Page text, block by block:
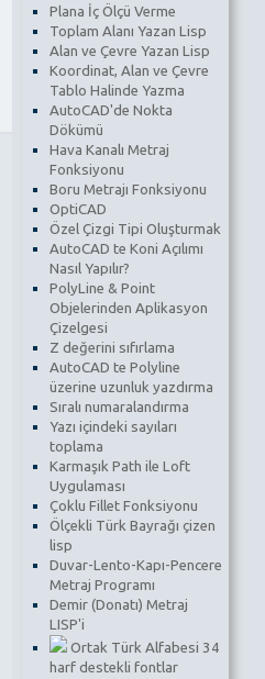
Plana İç Ölçü Verme
Toplam Alanı Yazan Lisp
Alan ve Çevre Yazan Lisp
Koordinat, Alan ve Çevre
Tablo Halinde Yazma
AutoCAD'de Nokta
Dökümü
Hava Kanalı Metraj
Fonksiyonu
Boru Metrajı Fonksiyonu
OptiCAD
Özel Çizgi Tipi Oluşturmak
AutoCAD te Koni Açılımı
Nasıl Yapılır?
PolyLine & Point
Objelerinden Aplikasyon
Çizelgesi
Z değerini sıfırlama
AutoCAD te Polyline
üzerine uzunluk yazdırma
Sıralı numaralandırma
Yazı içindeki sayıları
toplama
Karmaşık Path ile Loft
Uygulaması
Çoklu Fillet Fonksiyonu
Ölçekli Türk Bayrağı çizen
lisp
Duvar-Lento-Kapı-Pencere
Metraj Programı
Demir (Donatı) Metraj
LISP'i
Ortak Türk Alfabesi 34
harf destekli fontlar